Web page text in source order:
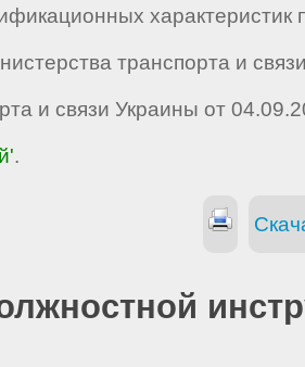
характеристик
транспорта и
и связи Украины от
.